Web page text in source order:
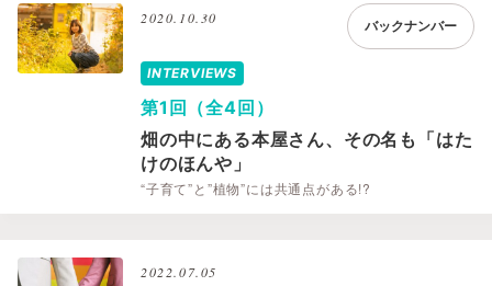
2020.10.30 バックナンバー
INTERVIEWS
第1回（全4回）
畑の中にある本屋さん、その名も「はた
けのほんや」
“子育て”と”植物”には共通点がある!?
2022.07.05